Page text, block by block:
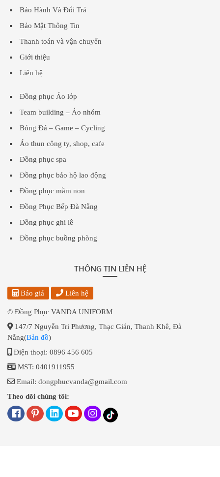
Bảo Hành Và Đổi Trả
Bảo Mật Thông Tin
Thanh toán và vận chuyển
Giới thiệu
Liên hệ
Đồng phục Áo lớp
Team building – Áo nhóm
Bóng Đá – Game – Cycling
Áo thun công ty, shop, cafe
Đồng phục spa
Đồng phục bảo hộ lao động
Đồng phục mầm non
Đồng Phục Bếp Đà Nẵng
Đồng phục ghi lê
Đồng phục buồng phòng
THÔNG TIN LIÊN HỆ
Báo giá Liên hệ
© Đồng Phục VANDA UNIFORM
147/7 Nguyễn Tri Phương, Thạc Gián, Thanh Khê, Đà
Nẵng(Bản đồ)
Điện thoại: 0896 456 605
MST: 0401911955
Email: dongphucvanda@gmail.com
Theo dõi chúng tôi: